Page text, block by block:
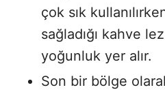
çok sık
sağladığı kahve
yoğunluk yer alır.
Son bir bölge